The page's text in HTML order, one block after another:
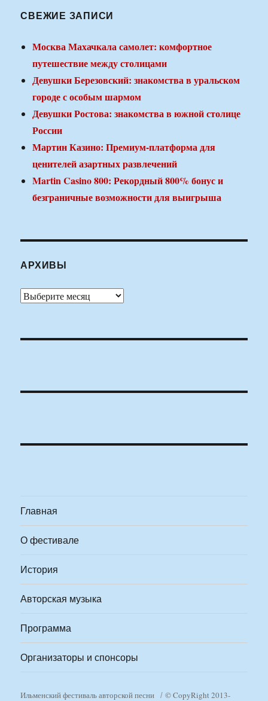
СВЕЖИЕ ЗАПИСИ
Москва Махачкала самолет: комфортное
путешествие между столицами
Девушки Березовский: знакомства в уральском
городе с особым шармом
Девушки Ростова: знакомства в южной столице
России
Мартин Казино: Премиум-платформа для
ценителей азартных развлечений
Martin Casino 800: Рекордный 800% бонус и
безграничные возможности для выигрыша
АРХИВЫ
Архивы
Главная
О фестивале
История
Авторская музыка
Программа
Организаторы и спонсоры
Ильменский фестиваль авторской песни © CopyRight 2013-